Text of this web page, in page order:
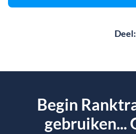
Deel:
Begin
gebruiken...